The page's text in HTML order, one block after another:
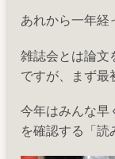
あれから一年経
雑誌会とは論文
ですが、まず最
今年はみんな早
を確認する「読